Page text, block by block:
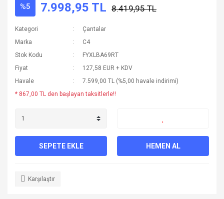
%5 7.998,95 TL 8.419,95 TL
Kategori
Çantalar
Marka
C4
Stok Kodu
FYXLBA69RT
Fiyat
127,58 EUR + KDV
Havale
7.599,00 TL (%5,00 havale indirimi)
* 867,00 TL den başlayan taksitlerle!!
SEPETE EKLE HEMEN AL
Karşılaştır